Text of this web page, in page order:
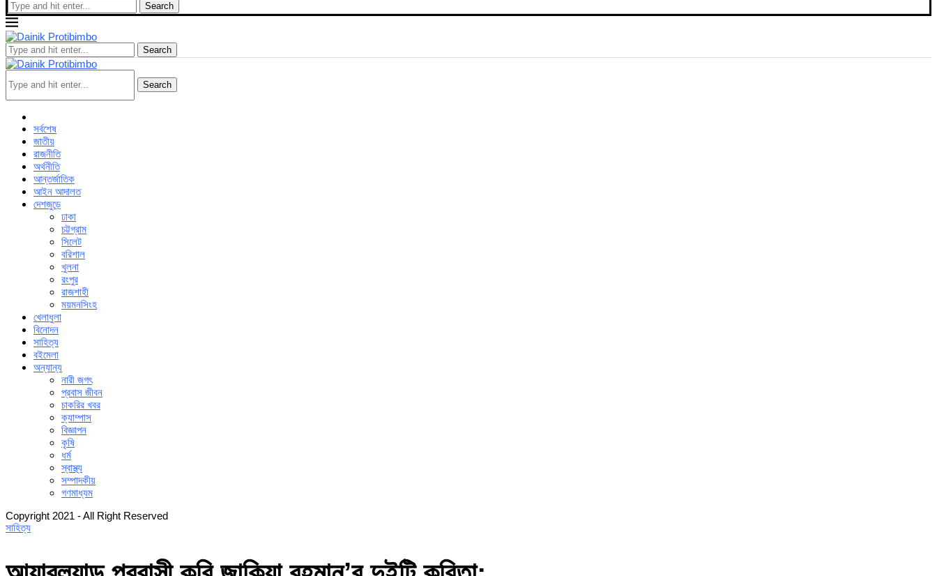
Search
Search
Search
সর্বশেষ
জাতীয়
রাজনীতি
অর্থনীতি
আন্তর্জাতিক
আইন আদালত
দেশজুড়ে
ঢাকা
চট্টগ্রাম
সিলেট
বরিশাল
খুলনা
রংপুর
রাজশাহী
ময়মনসিংহ
খেলাধুলা
বিনোদন
সাহিত্য
বইমেলা
অন্যান্য
নারী জগৎ
প্রবাস জীবন
চাকরির খবর
ক্যাম্পাস
বিজ্ঞাপন
কৃষি
ধর্ম
স্বাস্থ্য
সম্পাদকীয়
গণমাধ্যম
Copyright 2021 - All Right Reserved
সাহিত্য